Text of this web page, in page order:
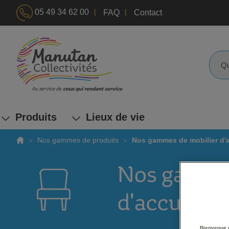
05 49 34 62 00 | FAQ | Contact
ALLEZ
AU
CONTENU
Produits Lieux de vie
Nos gammes de produits Nos gammes de mobilier
Nos
d'accueil
Bienvenue